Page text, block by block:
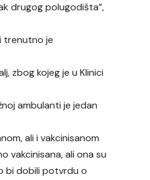
drugog polugodišta”,
trenutno je
zbog kojeg je u Klinici
ambulanti je jedan
ali i vakcinisanom
vakcinisana, ali ona su
bi dobili potvrdu o